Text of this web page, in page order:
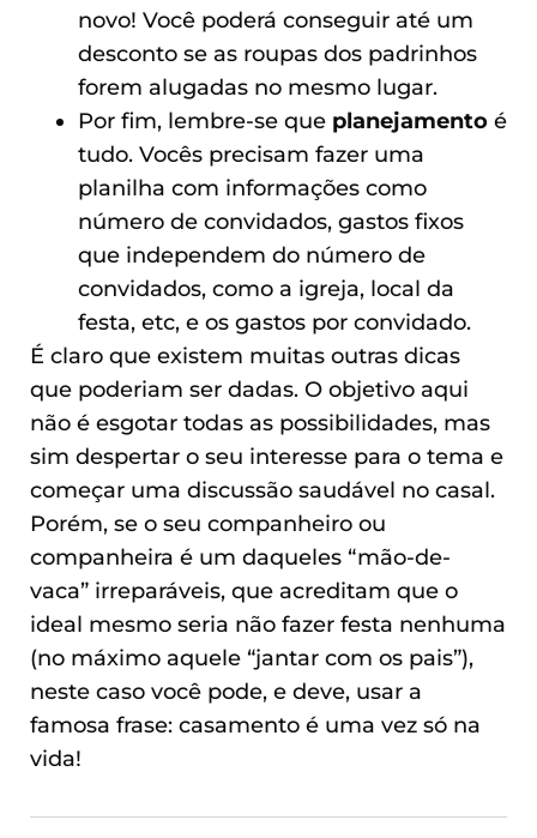
novo! Você poderá conseguir até um
desconto se as roupas dos padrinhos
forem alugadas no mesmo lugar.
Por fim, lembre-se que planejamento é
tudo. Vocês precisam fazer uma
planilha com informações como
número de convidados, gastos fixos
que independem do número de
convidados, como a igreja, local da
festa, etc, e os gastos por convidado.
É claro que existem muitas outras dicas
que poderiam ser dadas. O objetivo aqui
não é esgotar todas as possibilidades, mas
sim despertar o seu interesse para o tema e
começar uma discussão saudável no casal.
Porém, se o seu companheiro ou
companheira é um daqueles “mão-de-
vaca” irreparáveis, que acreditam que o
ideal mesmo seria não fazer festa nenhuma
(no máximo aquele “jantar com os pais”),
neste caso você pode, e deve, usar a
famosa frase: casamento é uma vez só na
vida!